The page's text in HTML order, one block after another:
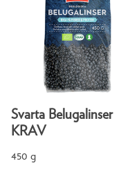
Svarta Belugalinser
KRAV
450 g